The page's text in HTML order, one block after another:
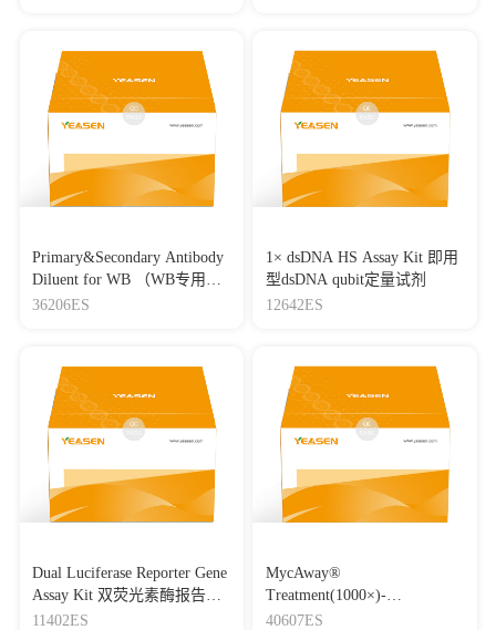
Primary&Secondary Antibody
Diluent for WB （WB专用一
抗二抗稀释液）
36206ES
1× dsDNA HS Assay Kit 即用
型dsDNA qubit定量试剂
12642ES
Dual Luciferase Reporter Gene
Assay Kit 双荧光素酶报告基
因检测试剂盒
11402ES
MycAway®
Treatment(1000×)-
Mycoplasma Elimination
40607ES